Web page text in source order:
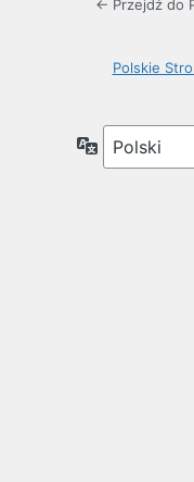
← Przejdź do
Polskie
Język